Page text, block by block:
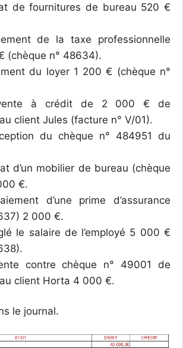
de fournitures de bureau 520 €
de la taxe professionnelle
(chèque n° 48634).
du loyer 1 200 € (chèque n°
à crédit de 2 000 € de
client Jules (facture n° V/01).
du chèque n° 484951 du
d’un mobilier de bureau (chèque
€.
d’une prime d’assurance
2 000 €.
le salaire de l’employé 5 000 €
contre chèque n° 49001 de
client Horta 4 000 €.
le journal.